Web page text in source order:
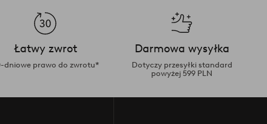
Łatwy zwrot
dniowe prawo do zwrotu*
Darmowa wysyłka
Dotyczy przesyłki standard
powyżej 599 PLN